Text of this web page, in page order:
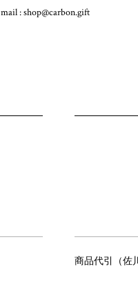
mail : shop@carbon.gift
商品代引（佐